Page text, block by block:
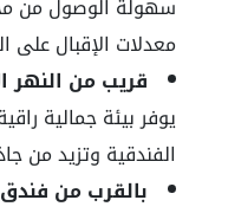
سهولة الوصول من
معدلات الإقبال على
قريب من النهر
يوفر بيئة جمالية
الفندقية وتزيد من
بالقرب من